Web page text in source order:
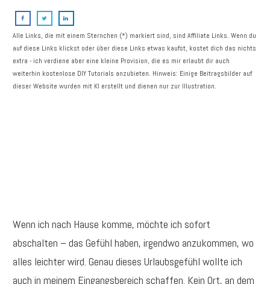
Alle Links, die mit einem Sternchen (*) markiert sind, sind Affiliate Links. Wenn du
auf diese Links klickst oder über diese Links etwas kaufst, kostet dich das nichts
extra - ich verdiene aber eine kleine Provision, die es mir erlaubt dir auch
weiterhin kostenlose DIY Tutorials anzubieten. Hinweis: Einige Beitragsbilder auf
dieser Website wurden mit KI erstellt und dienen nur zur Illustration.
Wenn ich nach Hause komme, möchte ich sofort
abschalten – das Gefühl haben, irgendwo anzukommen, wo
alles leichter wird. Genau dieses Urlaubsgefühl wollte ich
auch in meinem Eingangsbereich schaffen. Kein Ort, an dem